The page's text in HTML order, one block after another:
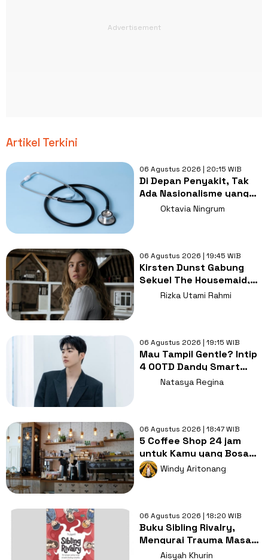
Artikel Terkini
06 Agustus 2026 | 20:15 WIB
Di Depan Penyakit, Tak
Ada Nasionalisme yang
Lebih Penting dari
Oktavia Ningrum
06 Agustus 2026 | 19:45 WIB
Kirsten Dunst Gabung
Sekuel The Housemaid,
Intip Sinopsis dan Jadwal
Rizka Utami Rahmi
06 Agustus 2026 | 19:15 WIB
Mau Tampil Gentle? Intip
4 OOTD Dandy Smart
Casual ala Kang Hoon
Natasya Regina
06 Agustus 2026 | 18:47 WIB
5 Coffee Shop 24 jam
untuk Kamu yang Bosan
Nugas di Kos
Windy Aritonang
06 Agustus 2026 | 18:20 WIB
Buku Sibling Rivalry,
Mengurai Trauma Masa
Kecil dan Persaingan
Aisyah Khurin